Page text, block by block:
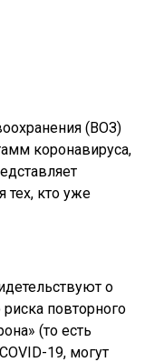
(ВОЗ)
коронавируса,
кто уже
о
повторного
(то есть
19, могут